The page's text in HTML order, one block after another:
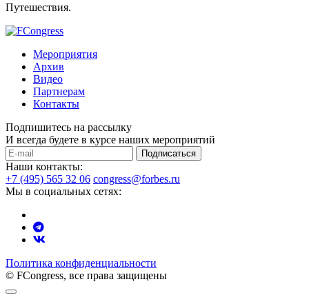
Путешествия.
Мероприятия
Архив
Видео
Партнерам
Контакты
Подпишитесь на рассылку
И всегда будете в курсе наших мероприятий
Подписаться
Наши контакты:
+7 (495) 565 32 06 congress@forbes.ru
Мы в социальных сетях:
Политика конфиденциальности
© FCongress, все права защищены